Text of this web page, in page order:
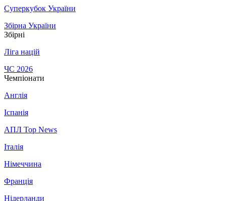
Суперкубок України
Збірна України
Збірні
Ліга націй
ЧС 2026
Чемпіонати
Англія
Іспанія
АПЛ Top News
Італія
Німеччина
Франція
Нідерланди